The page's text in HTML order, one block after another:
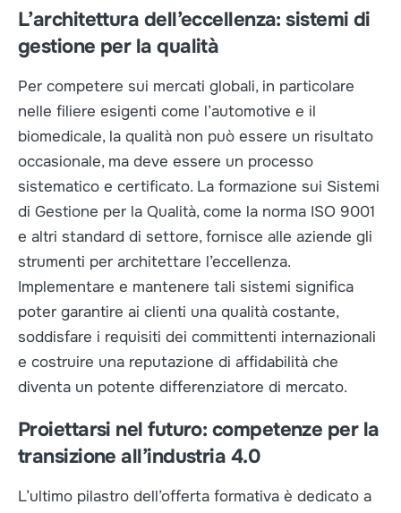
L’architettura dell’eccellenza: sistemi di
gestione per la qualità
Per competere sui mercati globali, in particolare
nelle filiere esigenti come l’automotive e il
biomedicale, la qualità non può essere un risultato
occasionale, ma deve essere un processo
sistematico e certificato. La formazione sui Sistemi
di Gestione per la Qualità, come la norma ISO 9001
e altri standard di settore, fornisce alle aziende gli
strumenti per architettare l’eccellenza.
Implementare e mantenere tali sistemi significa
poter garantire ai clienti una qualità costante,
soddisfare i requisiti dei committenti internazionali
e costruire una reputazione di affidabilità che
diventa un potente differenziatore di mercato.
Proiettarsi nel futuro: competenze per la
transizione all’industria 4.0
L’ultimo pilastro dell’offerta formativa è dedicato a